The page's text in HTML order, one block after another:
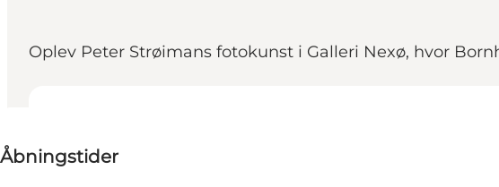
Oplev Peter Strøimans fotokunst i Galleri Nexø, hvor
ÅbningstiderBesøg hjemmeside